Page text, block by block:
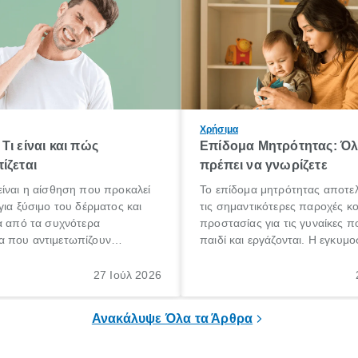
είναι και πώς
η αίσθηση που προκαλεί
ξύσιμο του δέρματος και
από τα συχνότερα
αντιμετωπίζουν
για το «κνησμός τι είναι»,
27 Ιούλ 2026
Χρήσιμα
Επίδομα Μητρότητας:
πρέπει να γνωρίζετε
Το επίδομα μητρότητας
τις σημαντικότερες παροχές
προστασίας για τις γυναίκες
παιδί και εργάζονται. Η
σημαντική περίοδος στη ζωή
Ανακάλυψε Όλα τα Άρθρα